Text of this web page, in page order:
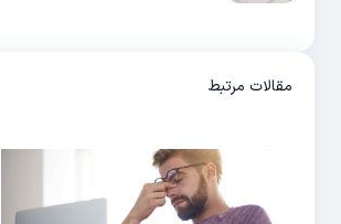
مقالات مرتبط